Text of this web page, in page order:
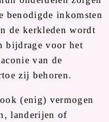
benodigde inkomsten
de kerkleden wordt
bijdrage voor het
van de
zij behoren.
(enig) vermogen
landerijen of